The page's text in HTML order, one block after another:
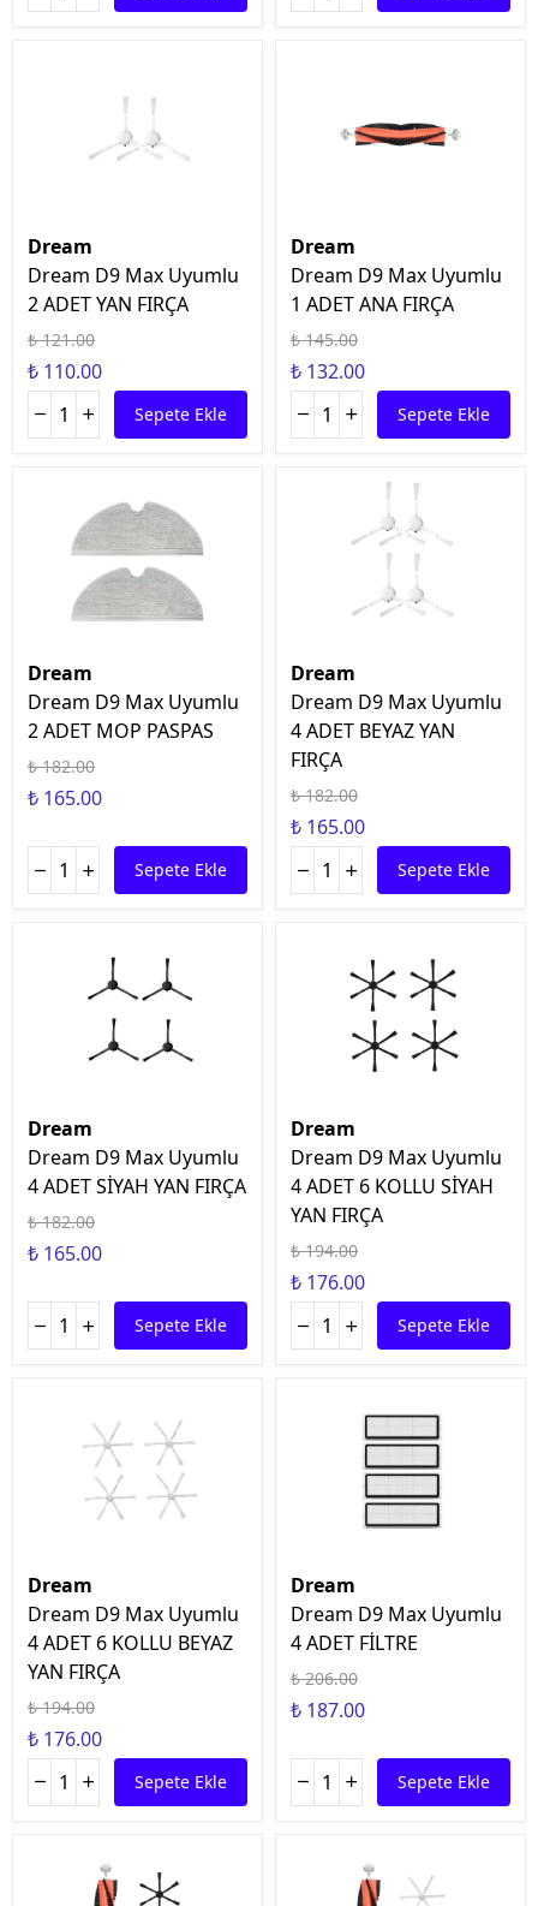
Dream
Dream D9 Max Uyumlu
2 ADET YAN FIRÇA
₺ 121.00
₺ 110.00
Sepete Ekle
Dream
Dream D9 Max Uyumlu
1 ADET ANA FIRÇA
₺ 145.00
₺ 132.00
Sepete Ekle
Dream
Dream D9 Max Uyumlu
2 ADET MOP PASPAS
₺ 182.00
₺ 165.00
Sepete Ekle
Dream
Dream D9 Max Uyumlu
4 ADET BEYAZ YAN
FIRÇA
₺ 182.00
₺ 165.00
Sepete Ekle
Dream
Dream D9 Max Uyumlu
4 ADET SİYAH YAN FIRÇA
₺ 182.00
₺ 165.00
Sepete Ekle
Dream
Dream D9 Max Uyumlu
4 ADET 6 KOLLU SİYAH
YAN FIRÇA
₺ 194.00
₺ 176.00
Sepete Ekle
Dream
Dream D9 Max Uyumlu
4 ADET 6 KOLLU BEYAZ
YAN FIRÇA
₺ 194.00
₺ 176.00
Sepete Ekle
Dream
Dream D9 Max Uyumlu
4 ADET FİLTRE
₺ 206.00
₺ 187.00
Sepete Ekle